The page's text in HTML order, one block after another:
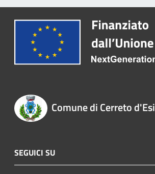
Comune di Cerreto d'Esi
SEGUICI SU